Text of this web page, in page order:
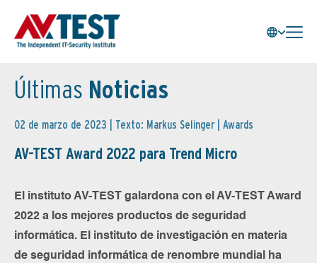
Últimas Noticias
02 de marzo de 2023 | Texto: Markus Selinger | Awards
AV-TEST Award 2022 para Trend Micro
El instituto AV-TEST galardona con el AV-TEST Award
2022 a los mejores productos de seguridad
informática. El instituto de investigación en materia
de seguridad informática de renombre mundial ha